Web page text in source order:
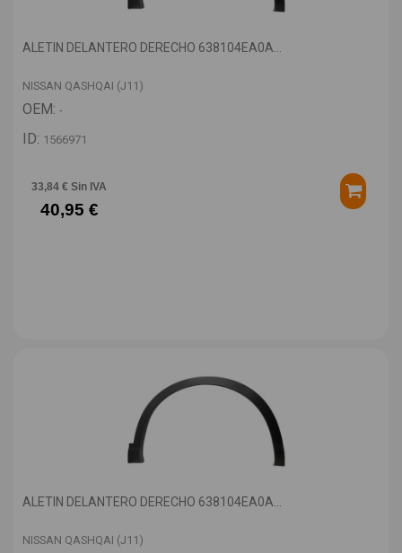
ALETIN DELANTERO DERECHO 638104EA0A...
NISSAN QASHQAI (J11)
OEM: -
ID: 1566971
33,84 € Sin IVA
40,95 €
ALETIN DELANTERO DERECHO 638104EA0A...
NISSAN QASHQAI (J11)